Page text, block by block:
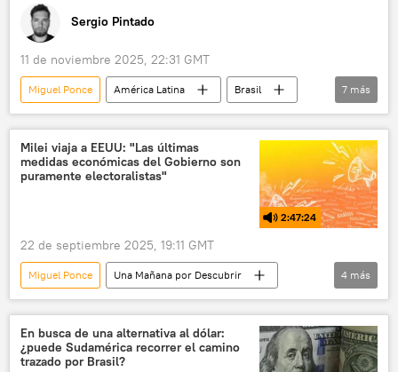
Sergio Pintado
11 de noviembre 2025, 22:31 GMT
Miguel Ponce América Latina
Brasil
Francia
Mercosur
Javier Milei
Emmanuel Macron
Comisión Europea
📈 Mercados y finanzas
💬 Opinión y Análisis
7 más
Milei viaja a EEUU: "Las últimas
medidas económicas del Gobierno son
puramente electoralistas"
2:47:24
22 de septiembre 2025, 19:11 GMT
Miguel Ponce
Una Mañana por Descubrir
EEUU
Javier Milei
Donald Trump
Argentina
4 más
En busca de una alternativa al dólar:
¿puede Sudamérica recorrer el camino
trazado por Brasil?